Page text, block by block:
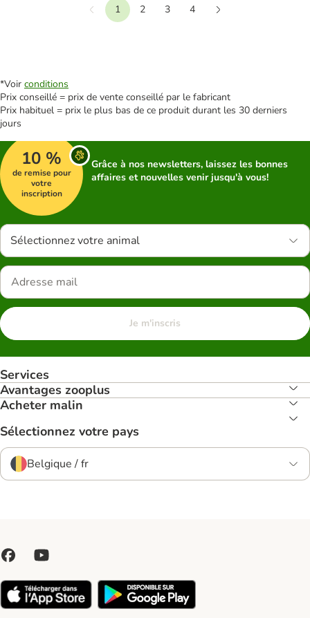
Précédent
1 2 3
4
*Voir conditions
Prix conseillé = prix de vente conseillé par le fabricant
Prix habituel = prix le plus bas de ce produit durant les 30 derniers
jours
10 %
de remise pour
votre
inscription
Grâce à nos newsletters, laissez les bonnes
affaires et nouvelles venir jusqu'à vous!
Sélectionnez votre animal
Je m'inscris
Services
Avantages zooplus
Acheter malin
Sélectionnez votre pays
Belgique / fr